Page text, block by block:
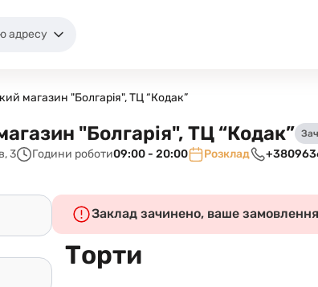
адресу
магазин "Болгарія", ТЦ “Кодак”
"Болгарія", ТЦ “Кодак”
3 Години роботи09:00 - 20:00 Розклад
Заклад зачинено, ваше
Торти